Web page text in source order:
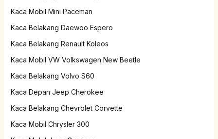
Kaca Mobil Mini Paceman
Kaca Belakang Daewoo Espero
Kaca Belakang Renault Koleos
Kaca Mobil VW Volkswagen New Beetle
Kaca Belakang Volvo S60
Kaca Depan Jeep Cherokee
Kaca Belakang Chevrolet Corvette
Kaca Mobil Chrysler 300